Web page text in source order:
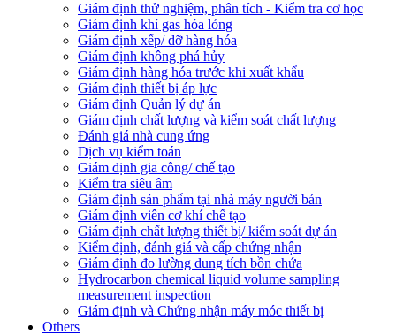
Giám định thử nghiệm, phân tích - Kiểm tra cơ học
Giám định khí gas hóa lỏng
Giám định xếp/ dỡ hàng hóa
Giám định không phá hủy
Giám định hàng hóa trước khi xuất khẩu
Giám định thiết bị áp lực
Giám định Quản lý dự án
Giám định chất lượng và kiểm soát chất lượng
Đánh giá nhà cung ứng
Dịch vụ kiểm toán
Giám định gia công/ chế tạo
Kiểm tra siêu âm
Giám định sản phẩm tại nhà máy người bán
Giám định viên cơ khí chế tạo
Giám định chất lượng thiết bị/ kiểm soát dự án
Kiểm định, đánh giá và cấp chứng nhận
Giám định đo lường dung tích bồn chứa
Hydrocarbon chemical liquid volume sampling
measurement inspection
Giám định và Chứng nhận máy móc thiết bị
Others